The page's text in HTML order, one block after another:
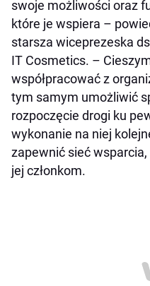
swoje możliwości oraz
które je wspiera –
starsza wiceprezeska
IT Cosmetics. –
współpracować z
tym samym umożliwić
rozpoczęcie drogi ku
wykonanie na niej
zapewnić sieć
jej członkom.